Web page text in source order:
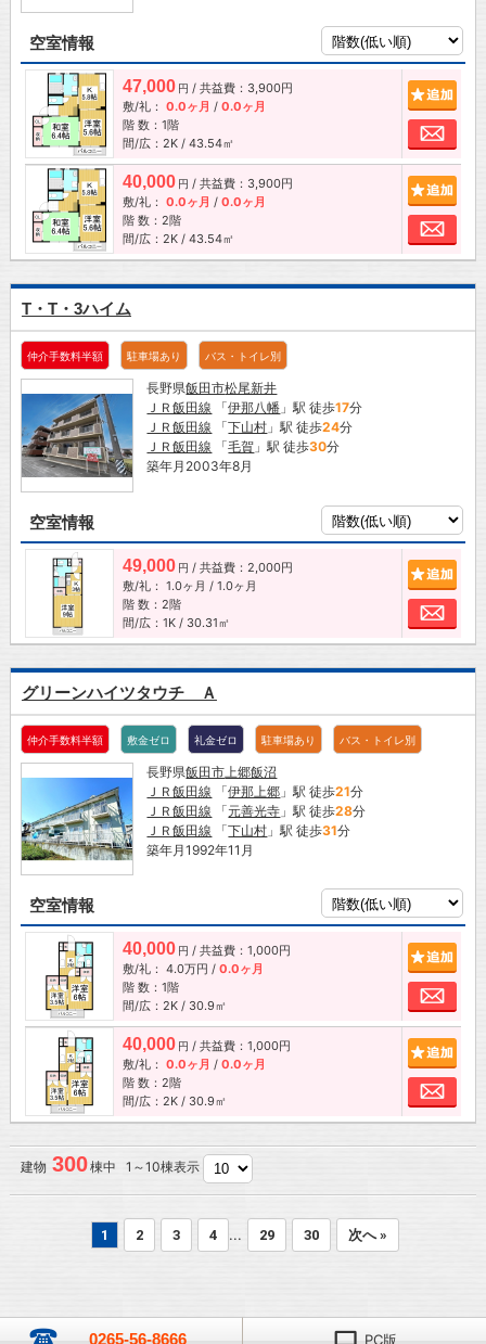
空室情報
47,000 円 / 共益費：3,900円
敷/礼： 0.0ヶ月 / 0.0ヶ月
階 数：1階
間/広：2K / 43.54㎡
お
40,000 円 / 共益費：3,900円
敷/礼： 0.0ヶ月 / 0.0ヶ月
階 数：2階
間/広：2K / 43.54㎡
お
T・T・3ハイム
仲介手数料半額 駐車場あり バス・トイレ別
長野県飯田市松尾新井
ＪＲ飯田線 「伊那八幡 」駅 徒歩17分
ＪＲ飯田線 「下山村 」駅 徒歩24分
ＪＲ飯田線 「毛賀 」駅 徒歩30分
築年月2003年8月
空室情報
49,000 円 / 共益費：2,000円
敷/礼： 1.0ヶ月 / 1.0ヶ月
階 数：2階
間/広：1K / 30.31㎡
お
グリーンハイツタウチ Ａ
仲介手数料半額 敷金ゼロ 礼金ゼロ 駐車場あり バス・トイレ別
長野県飯田市 上郷飯沼
ＪＲ飯田線 「伊那上郷 」駅 徒歩21分
ＪＲ飯田線 「元善光寺 」駅 徒歩28分
ＪＲ飯田線 「下山村 」駅 徒歩31分
築年月1992年11月
空室情報
40,000 円 / 共益費：1,000円
敷/礼： 4.0万円 / 0.0ヶ月
階 数：1階
間/広：2K / 30.9㎡
お
40,000 円 / 共益費：1,000円
敷/礼： 0.0ヶ月 / 0.0ヶ月
階 数：2階
間/広：2K / 30.9㎡
お
建物 300棟中 1～10棟表示
1 2 3 4 ... 29 30 次へ »
0265-56-8666 PC版